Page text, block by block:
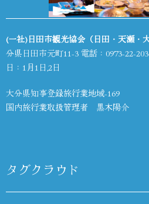
(一社)日田市観光協会（日田・天瀬・
分県日田市元町11-3 電話： 0973-22-
日：1月1日,2日
大分県知事登録旅行業地域-169
国内旅行業取扱管理者 黒木陽介
タグクラウド